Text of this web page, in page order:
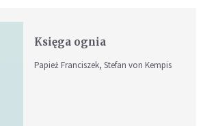
Księga ognia
Papież Franciszek, Stefan von Kempis